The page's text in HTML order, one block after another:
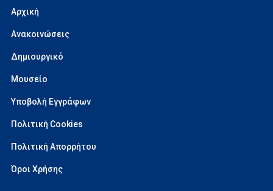
Αρχική
Ανακοινώσεις
Δημιουργικό
Μουσείο
Υποβολή Εγγράφων
Πολιτική Cookies
Πολιτική Απορρήτου
Όροι Χρήσης